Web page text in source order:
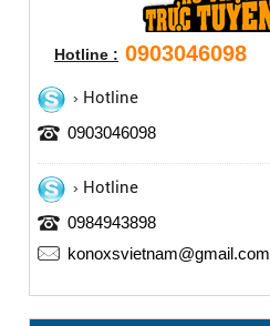
Hotline : 0903046098
Hotline
0903046098
Hotline
0984943898
konoxsvietnam@gmail.com